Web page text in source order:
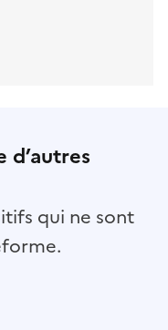
d’autres
qui ne sont